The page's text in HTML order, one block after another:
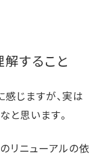
すること
感じますが、実は
と思います。
リニューアルの依